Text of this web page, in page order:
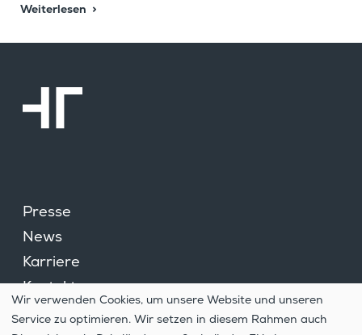
Weiterlesen
Presse
News
Karriere
Cookie­ein­stel­lungen
Wir verwenden Cookies, um unsere Website und unseren
Service zu optimieren. Wir setzen in diesem Rahmen auch